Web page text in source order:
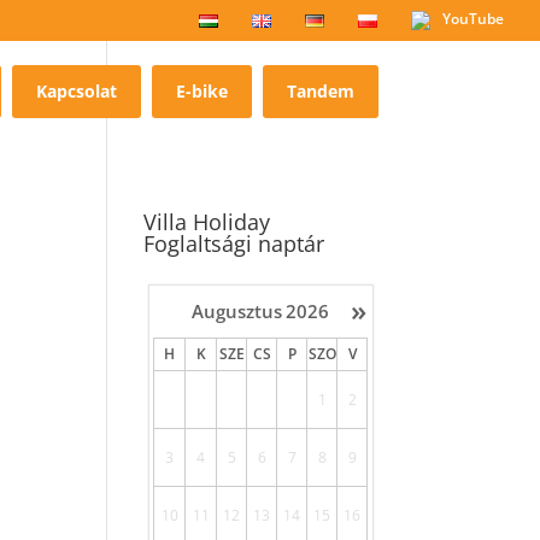
YouTube
Kapcsolat E-bike Tandem
Villa Holiday
Foglaltsági naptár
»
Augusztus2026
H K SZE CS P SZO V
1 2
3 4 5 6 7 8 9
10 11 12 13 14 15 16